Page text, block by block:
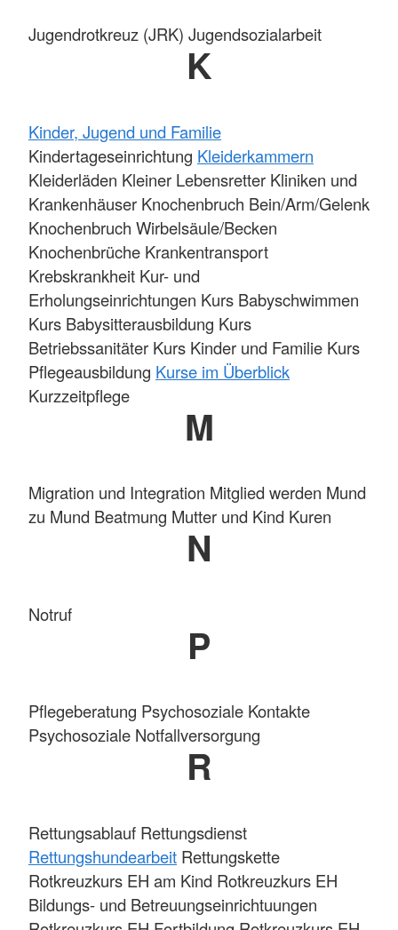
Jugendrotkreuz (JRK) Jugendsozialarbeit
K
Kinder, Jugend und Familie
Kindertageseinrichtung Kleiderkammern
Kleiderläden Kleiner Lebensretter Kliniken und
Krankenhäuser Knochenbruch Bein/Arm/Gelenk
Knochenbruch Wirbelsäule/Becken
Knochenbrüche Krankentransport
Krebskrankheit Kur- und
Erholungseinrichtungen Kurs Babyschwimmen
Kurs Babysitterausbildung Kurs
Betriebssanitäter Kurs Kinder und Familie Kurs
Pflegeausbildung Kurse im Überblick
Kurzzeitpflege
M
Migration und Integration Mitglied werden Mund
zu Mund Beatmung Mutter und Kind Kuren
N
Notruf
P
Pflegeberatung Psychosoziale Kontakte
Psychosoziale Notfallversorgung
R
Rettungsablauf Rettungsdienst
Rettungshundearbeit Rettungskette
Rotkreuzkurs EH am Kind Rotkreuzkurs EH
Bildungs- und Betreuungseinrichtuungen